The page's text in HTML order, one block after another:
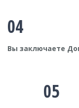
04
Вы заключаете
05